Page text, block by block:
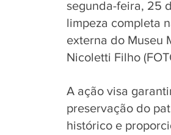
segunda-feira, 25
limpeza completa
externa do Museu
Nicoletti Filho
A ação visa
preservação do
histórico e